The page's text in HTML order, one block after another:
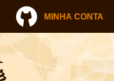
MINHA CONTA